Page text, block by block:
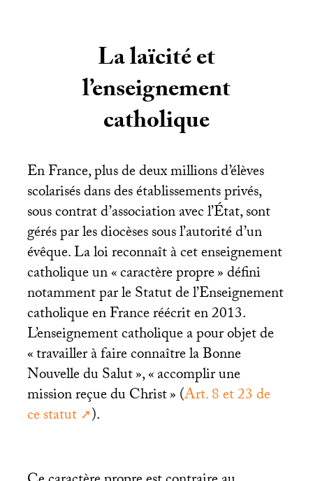
La laïcité et
l’enseignement
catholique
En France, plus de deux millions d’élèves
scolarisés dans des établissements privés,
sous contrat d’association avec l’État, sont
gérés par les diocèses sous l’autorité d’un
évêque. La loi reconnaît à cet enseignement
catholique un «caractère propre» défini
notamment par le Statut de l’Enseignement
catholique en France réécrit en 2013.
L’enseignement catholique a pour objet de
«travailler à faire connaître la Bonne
Nouvelle du Salut», «accomplir une
mission reçue du Christ» (Art. 8 et 23 de
ce statut ).